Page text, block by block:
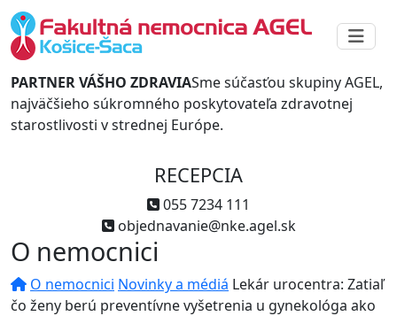
PARTNER VÁŠHO ZDRAVIASme súčasťou skupiny AGEL,
najväčšieho súkromného poskytovateľa zdravotnej
starostlivosti v strednej Európe.
RECEPCIA
055 7234 111
objednavanie@nke.agel.sk
O nemocnici
O nemocnici Novinky a médiá Lekár urocentra: Zatiaľ
čo ženy berú preventívne vyšetrenia u gynekológa ako